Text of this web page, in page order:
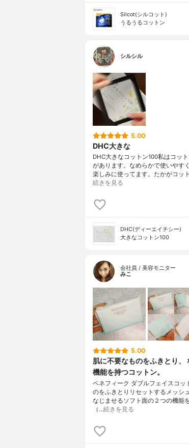
Silcot(シルコット)
うるうるコットン
シルシル
5.00
DHC大きな
DHC大きなコットン100私はコッ
があります。なめらかで使いやす
楽しみに使ってます。たかがコッ
続きを見る
DHC(ディーエイチシー)
大きなコットン100
会社員 / 美容モニター
みこ
5.00
肌に不要なものをふきとり、
機能を持つコットン。
ベネフィーク ダブルフェイスコッ
のをふきとりリセットするメッシ
なじませるソフト面の２つの機能
（…続きを見る